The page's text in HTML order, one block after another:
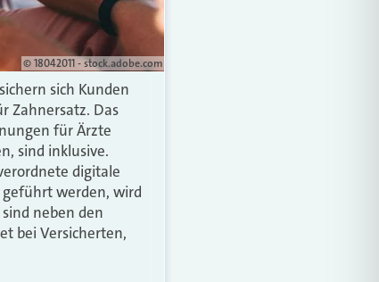
© 18042011 - stock.adobe.com
sich Kunden
Zahnersatz. Das
für Ärzte
sind inklusive.
digitale
werden, wird
neben den
bei Versicherten,